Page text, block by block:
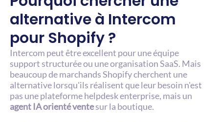
alternative à Intercom
pour Shopify ?
Intercom peut être excellent pour une équipe
support structurée ou une organisation SaaS. Mais
beaucoup de marchands Shopify cherchent une
alternative lorsqu'ils réalisent que leur besoin n'est
agent IA orienté vente sur la boutique.